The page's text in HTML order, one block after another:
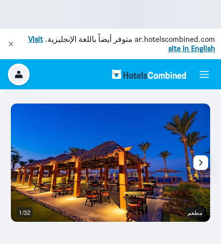
ar.hotelscombined.com متوفر أيضاً باللغة الإنجليزية.Visit
site in English
مطعم 1/32